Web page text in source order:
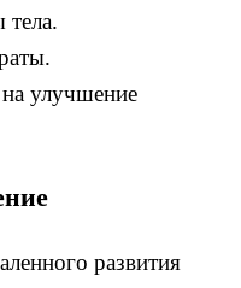
улучшение
развития